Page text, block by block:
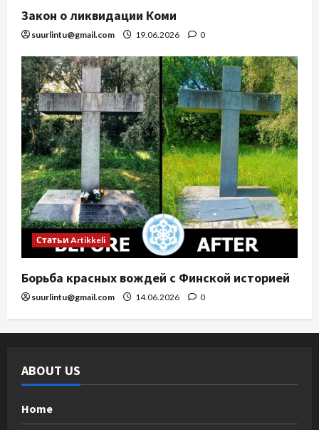
Закон о ликвидации Коми
suurlintu@gmail.com 19.06.2026 0
Статьи Artikkeli
Борьба красных вождей с Финской историей
suurlintu@gmail.com 14.06.2026 0
ABOUT US
Home